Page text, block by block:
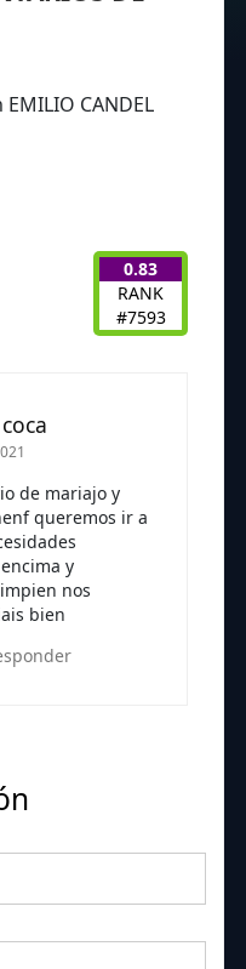
CANDEL
0.83
RANK
#7593
de mariajo y
queremos ir a
y
nos
bien